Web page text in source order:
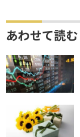
あわせて読む